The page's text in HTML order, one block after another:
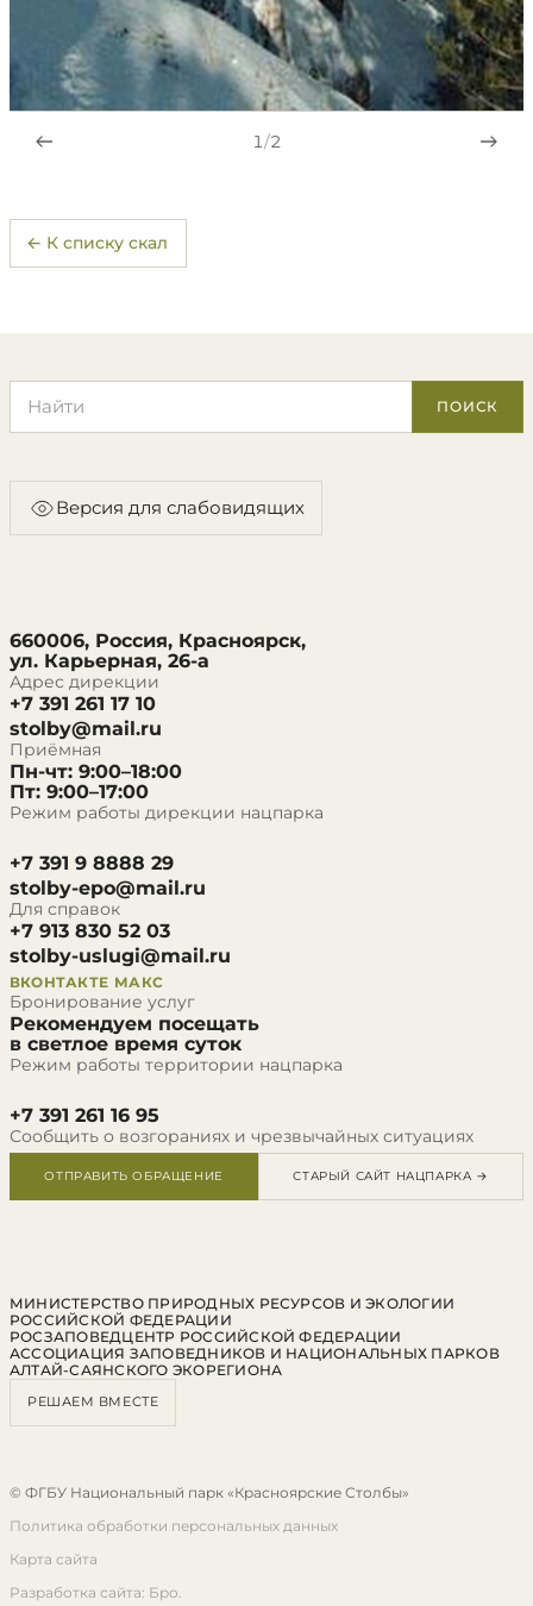
1/2
← К списку скал
ПОИСК
Версия для слабовидящих
660006, Россия, Красноярск,
ул. Карьерная, 26-а
Адрес дирекции
+7 391 261 17 10
stolby@mail.ru
Приёмная
Пн-чт: 9:00–18:00
Пт: 9:00–17:00
Режим работы дирекции нацпарка
+7 391 9 8888 29
stolby-epo@mail.ru
Для справок
+7 913 830 52 03
stolby-uslugi@mail.ru
ВКОНТАКТЕ МАКС
Бронирование услуг
Рекомендуем посещать
в светлое время суток
Режим работы территории нацпарка
+7 391 261 16 95
Сообщить о возгораниях и чрезвычайных ситуациях
ОТПРАВИТЬ ОБРАЩЕНИЕ СТАРЫЙ САЙТ НАЦПАРКА →
МИНИСТЕРСТВО ПРИРОДНЫХ РЕСУРСОВ И ЭКОЛОГИИ
РОССИЙСКОЙ ФЕДЕРАЦИИ
РОСЗАПОВЕДЦЕНТР РОССИЙСКОЙ ФЕДЕРАЦИИ
АССОЦИАЦИЯ ЗАПОВЕДНИКОВ И НАЦИОНАЛЬНЫХ ПАРКОВ
АЛТАЙ-САЯНСКОГО ЭКОРЕГИОНА
РЕШАЕМ ВМЕСТЕ
© ФГБУ Национальный парк «Красноярские Столбы»
Политика обработки персональных данных
Карта сайта
Разработка сайта: Бро.